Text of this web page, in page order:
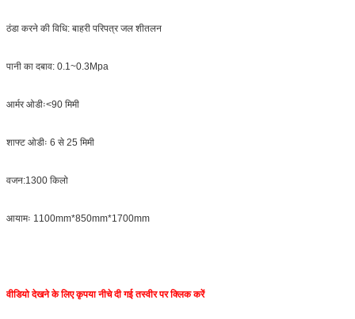
ठंडा करने की विधि: बाहरी परिपत्र जल शीतलन
पानी का दबाव: 0.1~0.3Mpa
आर्मर ओडीः<90 मिमी
शाफ्ट ओडीः 6 से 25 मिमी
वजन:1300 किलो
आयामः 1100mm*850mm*1700mm
वीडियो देखने के लिए कृपया नीचे दी गई तस्वीर पर क्लिक करें